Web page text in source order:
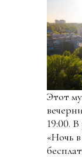
Этот
19:00.
«Ночь